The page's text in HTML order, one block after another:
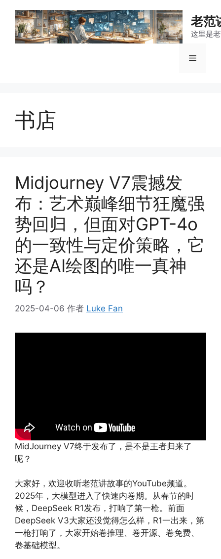
老范
这里是
菜
书店
Midjourney V7震撼发
布：艺术巅峰细节狂魔强
势回归，但面对GPT-4o
的一致性与定价策略，它
还是AI绘图的唯一真神
吗？
2025-04-06 作者 Luke Fan
MidJourney V7终于发布了，是不是王者归来了
呢？
大家好，欢迎收听老范讲故事的YouTube频道。
2025年，大模型进入了快速内卷期。从春节的时
候，DeepSeek R1发布，打响了第一枪。前面
DeepSeek V3大家还没觉得怎么样，R1一出来，第
一枪打响了，大家开始卷推理、卷开源、卷免费、
卷基础模型。